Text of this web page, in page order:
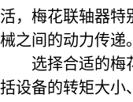
活，梅花联轴器特
械之间的动力传递。
选择合适的梅
括设备的转矩大小